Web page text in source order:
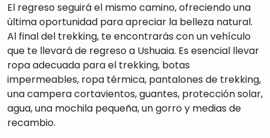
El regreso seguirá el mismo camino, ofreciendo una
última oportunidad para apreciar la belleza natural.
Al final del trekking, te encontrarás con un vehículo
que te llevará de regreso a Ushuaia. Es esencial llevar
ropa adecuada para el trekking, botas
impermeables, ropa térmica, pantalones de trekking,
una campera cortavientos, guantes, protección solar,
agua, una mochila pequeña, un gorro y medias de
recambio.